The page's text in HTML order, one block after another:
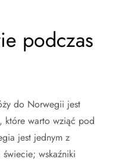
podczas
do Norwegii jest
które warto wziąć pod
jest jednym z
wskaźniki